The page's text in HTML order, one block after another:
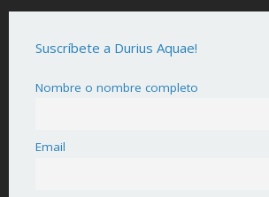
Suscríbete a Durius Aquae!
Nombre o nombre completo
Email